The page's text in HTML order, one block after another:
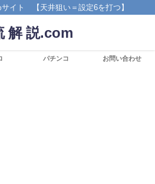
イト 【天井狙い＝設定6を打つ】
解 説.com
パチンコ お問い合わせ